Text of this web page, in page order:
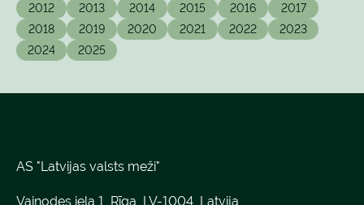
2012
2013 2014 2015 2016
2017
2018
2019 2020 2021 2022
2023
2024
2025
AS "Latvijas valsts meži"
Vaiņodes iela 1, Rīga, LV-1004, Latvija